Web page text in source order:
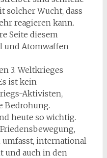
solcher Wucht, dass
reagieren kann.
Seite diesem
und Atomwaffen
3. Weltkrieges
ist kein
Aktivisten,
Bedrohung.
heute so wichtig.
international
und auch in den